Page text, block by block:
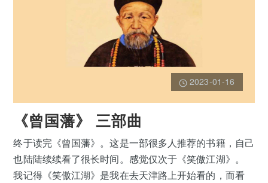
2023-01-16
《曾国藩》 三部曲
终于读完《曾国藩》。这是一部很多人推荐的书籍，自己
也陆陆续续看了很长时间。感觉仅次于《笑傲江湖》。
我记得《笑傲江湖》是我在去天津路上开始看的，而看